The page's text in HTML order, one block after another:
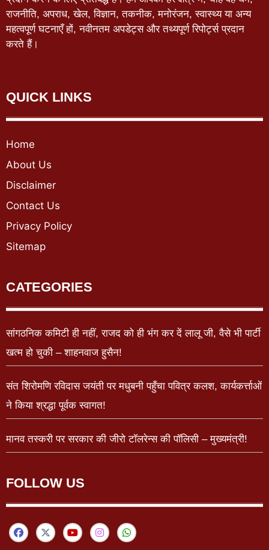
राजनीति, अपराध, खेल, विज्ञान, तकनीक, मनोरंजन, स्वास्थ्य या अन्य
महत्वपूर्ण घटनाएँ हों, नवीनतम अपडेट्स और तथ्यपूर्ण रिपोर्ट्स प्रदान
करते हैं।
QUICK LINKS
Home
About Us
Disclaimer
Contact Us
Privacy Policy
Sitemap
CATEGORIES
सांगठनिक कमिटी ही नहीं, राजद को ही भंग कर दें लालू जी, वैसे भी पार्टी
खत्म हो चुकी – शाहनवाज हुसैन!
संत शिरोमणि रविदास जयंती पर मधुबनी पहुँचा पवित्र कलश, कार्यकर्त्ताओं
ने किया श्रद्धा पूर्वक स्वागत!
मानव तस्करी पर सरकार की जीरो टॉलरेन्स की पॉलिसी – मुख्यमंत्री!
FOLLOW US